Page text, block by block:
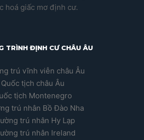
hoá giấc mơ định cư.
TRÌNH ĐỊNH CƯ CHÂU ÂU
trú vĩnh viễn châu Âu
Quốc tịch châu Âu
tịch Montenegro
trú nhân Bồ Đào Nha
trú nhân Hy Lạp
trú nhân Ireland